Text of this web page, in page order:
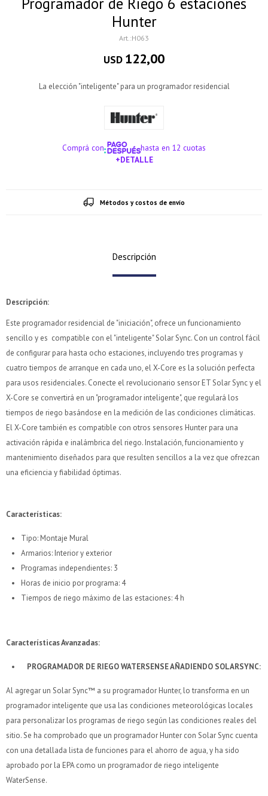
Hunter
H063
USD 122,00
La elección "inteligente" para un programador residencial
Comprá con
hasta en 12 cuotas
+DETALLE
Métodos y costos de envío
Descripción
Descripción:
Este programador residencial de "iniciación", ofrece un funcionamiento
sencillo y es compatible con el "inteligente" Solar Sync. Con un control fácil
de configurar para hasta ocho estaciones, incluyendo tres programas y
cuatro tiempos de arranque en cada uno, el X-Core es la solución perfecta
para usos residenciales. Conecte el revolucionario sensor ET Solar Sync y el
X-Core se convertirá en un "programador inteligente", que regulará los
tiempos de riego basándose en la medición de las condiciones climáticas.
El X-Core también es compatible con otros sensores Hunter para una
activación rápida e inalámbrica del riego. Instalación, funcionamiento y
mantenimiento diseñados para que resulten sencillos a la vez que ofrezcan
una eficiencia y fiabilidad óptimas.
Características:
Tipo: Montaje Mural
Armarios: Interior y exterior
Programas independientes: 3
Horas de inicio por programa: 4
Tiempos de riego máximo de las estaciones: 4 h
Características Avanzadas:
PROGRAMADOR DE RIEGO WATERSENSE AÑADIENDO SOLARSYNC:
Al agregar un Solar Sync™ a su programador Hunter, lo transforma en un
programador inteligente que usa las condiciones meteorológicas locales
para personalizar los programas de riego según las condiciones reales del
sitio. Se ha comprobado que un programador Hunter con Solar Sync cuenta
con una detallada lista de funciones para el ahorro de agua, y ha sido
aprobado por la EPA como un programador de riego inteligente
WaterSense.